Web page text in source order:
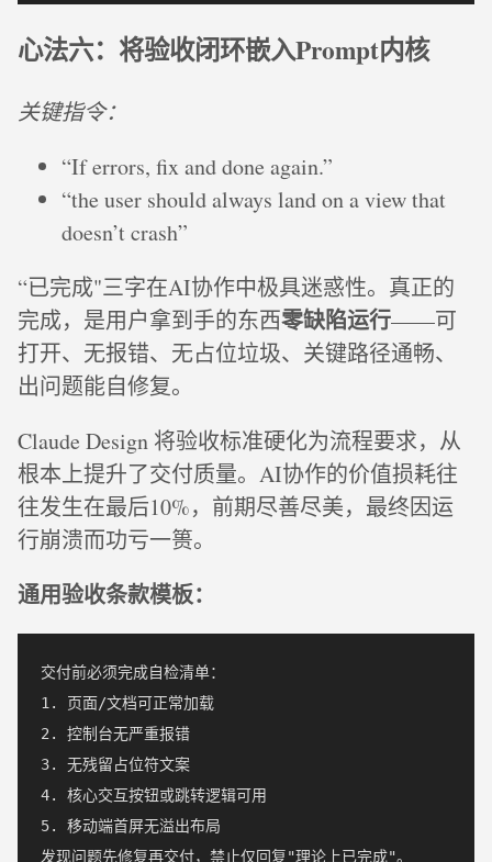
心法六：将验收闭环嵌入Prompt内核
关键指令：
“If errors, fix and done again.”
“the user should always land on a view that
doesn’t crash”
“已完成"三字在AI协作中极具迷惑性。真正的
完成，是用户拿到手的东西零缺陷运行——可
打开、无报错、无占位垃圾、关键路径通畅、
出问题能自修复。
Claude Design 将验收标准硬化为流程要求，从
根本上提升了交付质量。AI协作的价值损耗往
往发生在最后10%，前期尽善尽美，最终因运
行崩溃而功亏一篑。
通用验收条款模板：
交付前必须完成自检清单：
1. 页面/文档可正常加载
2. 控制台无严重报错
3. 无残留占位符文案
4. 核心交互按钮或跳转逻辑可用
5. 移动端首屏无溢出布局